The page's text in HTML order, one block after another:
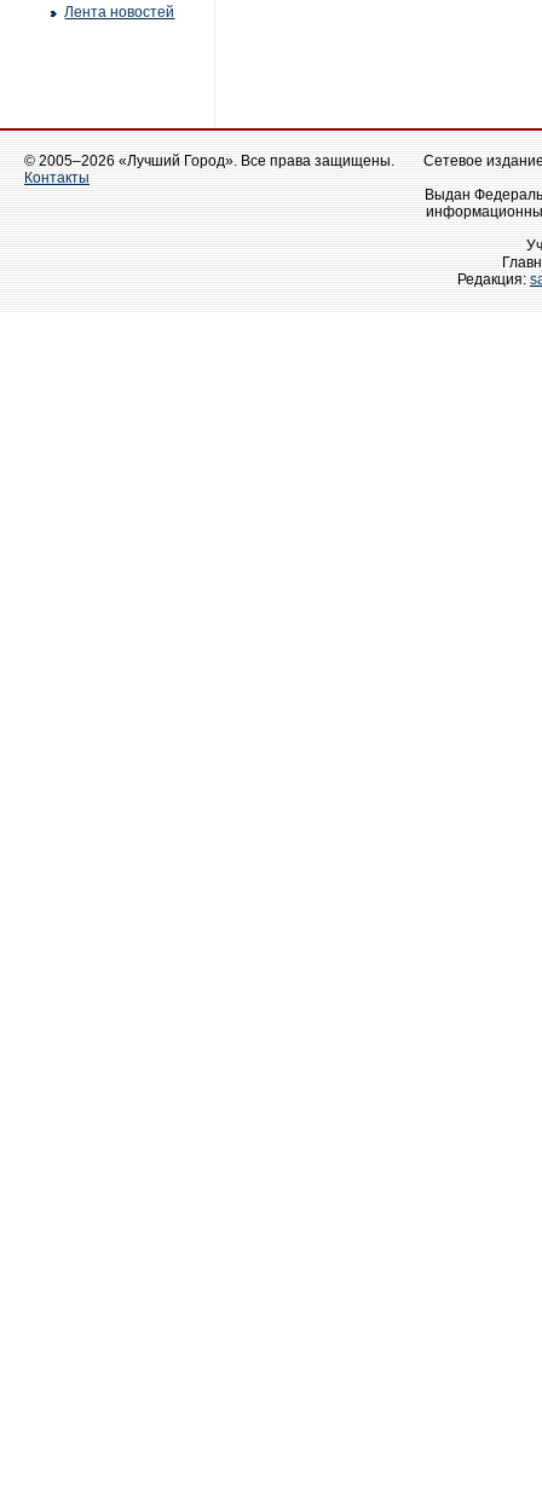
Лента новостей
© 2005–2026 «Лучший Город». Все права защищены.
Контакты
Сетевое
Выдан
Редакция: